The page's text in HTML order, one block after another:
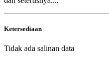
Ketersediaan
Tidak ada salinan data